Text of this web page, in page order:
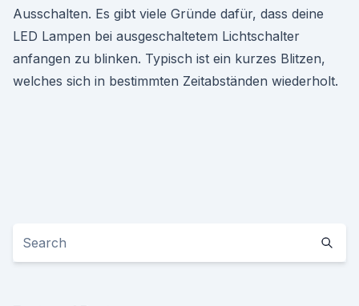
Ausschalten. Es gibt viele Gründe dafür, dass deine
LED Lampen bei ausgeschaltetem Lichtschalter
anfangen zu blinken. Typisch ist ein kurzes Blitzen,
welches sich in bestimmten Zeitabständen wiederholt.